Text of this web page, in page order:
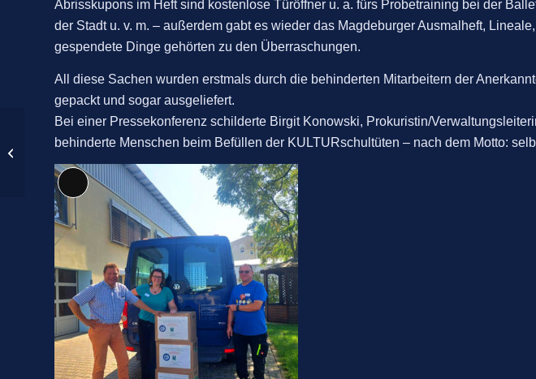
Abrisskupons im Heft sind kostenlose Türöffner u. a. fürs Probetraining bei der
der Stadt u. v. m. – außerdem gabt es wieder das Magdeburger Ausmalheft,
gespendete Dinge gehörten zu den Überraschungen.
All diese Sachen wurden erstmals durch die behinderten Mitarbeitern der
gepackt und sogar ausgeliefert.
Bei einer Pressekonferenz schilderte Birgit Konowski, Prokuristin/
behinderte Menschen beim Befüllen der KULTURschultüten – nach dem Motto:
Lange
Beschreibung
7. Platz bei der
deutschen Fußball-
Meisterschaft für das
Team der Lebenshilfe...